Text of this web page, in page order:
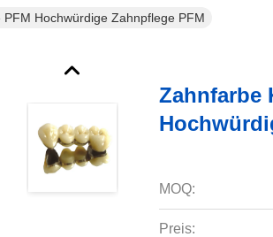
Hochwürdige Zahnpflege PFM
Zahnfarbe
MOQ:
Preis: